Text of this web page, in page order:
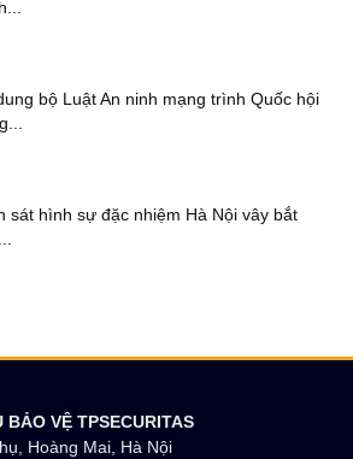
bộ Luật An ninh mạng trình Quốc hội
sát hình sự đặc nhiệm Hà Nội vây bắt
BẢO VỆ TPSECURITAS
Hoàng Mai, Hà Nội